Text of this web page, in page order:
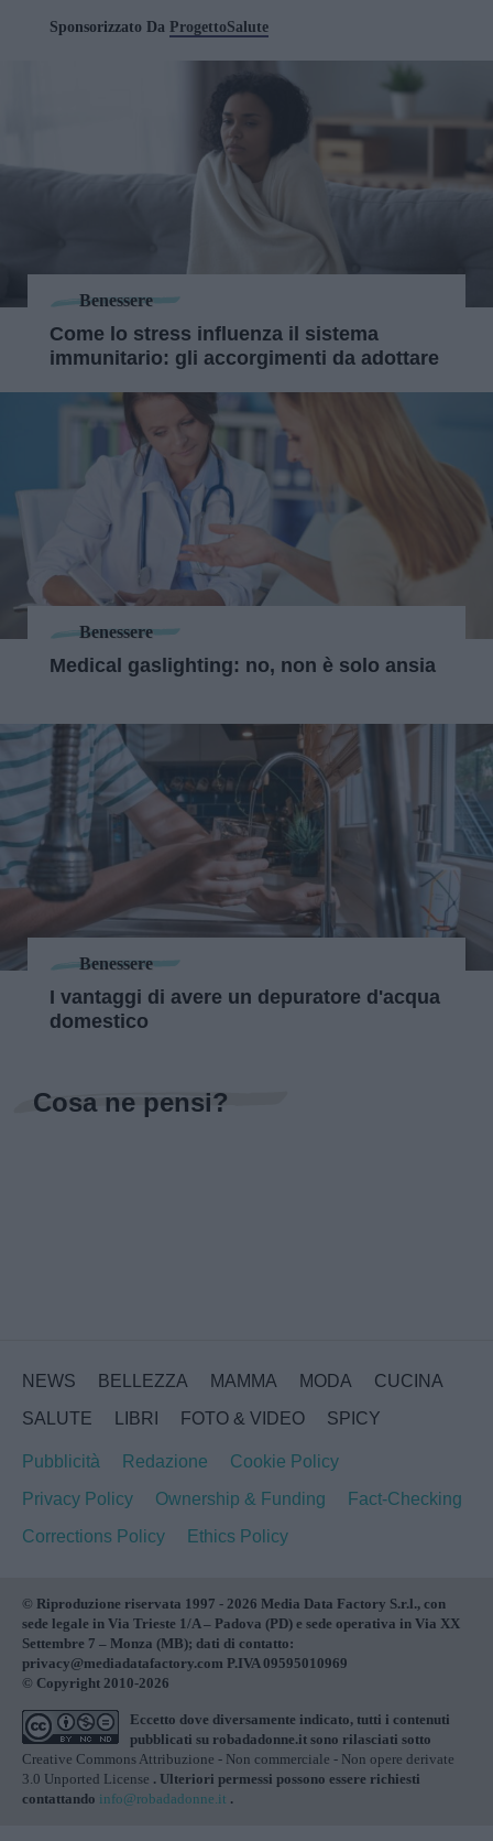
Sponsorizzato Da ProgettoSalute
Benessere
Come lo stress influenza il sistema
immunitario: gli accorgimenti da adottare
Benessere
Medical gaslighting: no, non è solo ansia
Benessere
I vantaggi di avere un depuratore d'acqua
domestico
Cosa ne pensi?
NEWS BELLEZZA MAMMA MODA
CUCINA
SALUTE
LIBRI FOTO & VIDEO SPICY
Pubblicità Redazione
Cookie Policy
Privacy Policy
Ownership & Funding
Fact-Checking
Corrections Policy
Ethics Policy
© Riproduzione riservata 1997 - 2026 Media Data Factory S.r.l., con
sede legale in Via Trieste 1/A – Padova (PD) e sede operativa in Via XX
Settembre 7 – Monza (MB); dati di contatto:
privacy@mediadatafactory.com P.IVA 09595010969
© Copyright 2010-2026
Eccetto dove diversamente indicato, tutti i contenuti
pubblicati su robadadonne.it sono rilasciati sotto
Creative Commons Attribuzione - Non commerciale - Non opere derivate
3.0 Unported License . Ulteriori permessi possono essere richiesti
contattando info@robadadonne.it .